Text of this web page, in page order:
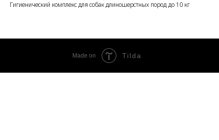
Гигиенический комплекс для собак длиношерстных пород до 10 кг
Made on Tilda